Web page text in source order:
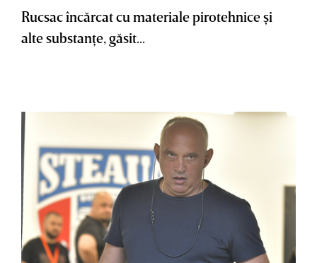
Rucsac încărcat cu materiale pirotehnice şi
alte substanţe, găsit...